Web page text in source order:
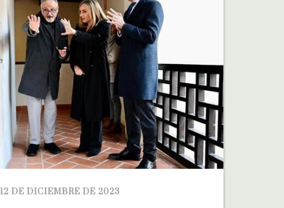
12 DE DICIEMBRE DE 2023